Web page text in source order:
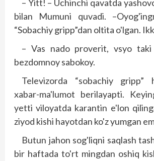
– Yitt! – Uchinchi qavatda
bilan Mumuni quvadi.
“Sobachiy gripp”dan oltita o'lgan.
– Vas nado proverit, vsyo
bezdomnoy sabokoy.
Televizorda “sobachiy gripp”
xabar-ma'lumot berilayapti.
yetti viloyatda karantin e'lon
ziyod kishi hayotdan ko'z yumgan
Butun jahon sog'liqni saqlash
bir haftada to'rt mingdan oshiq